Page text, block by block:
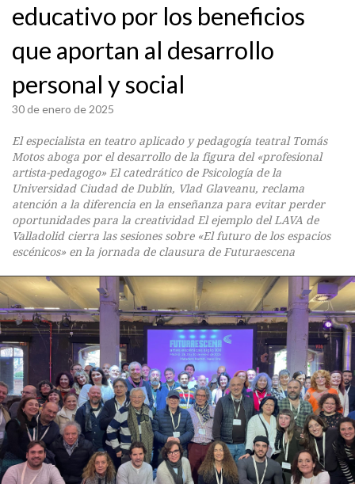
educativo por los beneficios
que aportan al desarrollo
personal y social
30 de enero de 2025
El especialista en teatro aplicado y pedagogía teatral Tomás
Motos aboga por el desarrollo de la figura del «profesional
artista-pedagogo» El catedrático de Psicología de la
Universidad Ciudad de Dublín, Vlad Glaveanu, reclama
atención a la diferencia en la enseñanza para evitar perder
oportunidades para la creatividad El ejemplo del LAVA de
Valladolid cierra las sesiones sobre «El futuro de los espacios
escénicos» en la jornada de clausura de Futuraescena